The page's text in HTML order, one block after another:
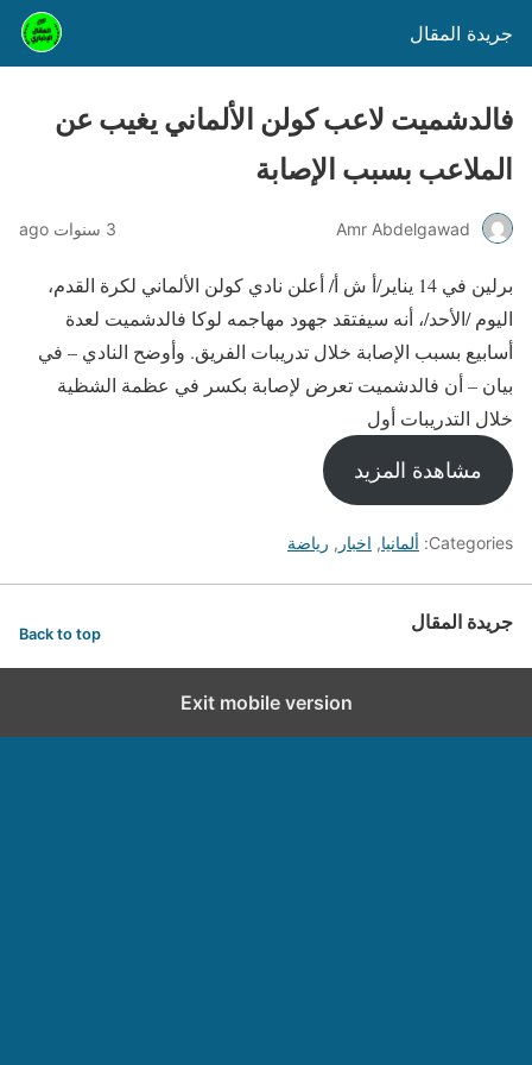
جريدة المقال
فالدشميت لاعب كولن الألماني يغيب عن
الملاعب بسبب الإصابة
Amr Abdelgawad 3 سنوات ago
برلين في 14 يناير/أ ش أ/ أعلن نادي كولن الألماني لكرة القدم،
اليوم /الأحد/، أنه سيفتقد جهود مهاجمه لوكا فالدشميت لعدة
أسابيع بسبب الإصابة خلال تدريبات الفريق. وأوضح النادي – في
بيان – أن فالدشميت تعرض لإصابة بكسر في عظمة الشظية
خلال التدريبات أول
مشاهدة المزيد
Categories: ألمانيا, اخبار , رياضة
جريدة المقال Back to top
Exit mobile version